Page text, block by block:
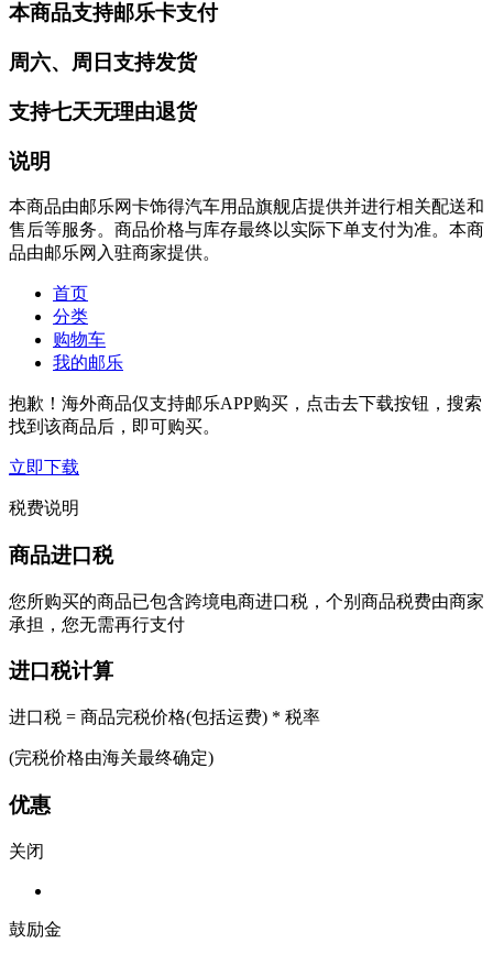
本商品支持邮乐卡支付
周六、周日支持发货
支持七天无理由退货
说明
本商品由邮乐网卡饰得汽车用品旗舰店提供并进行相关配送和
售后等服务。商品价格与库存最终以实际下单支付为准。本商
品由邮乐网入驻商家提供。
首页
分类
购物车
我的邮乐
抱歉！海外商品仅支持邮乐APP购买，点击去下载按钮，搜索
找到该商品后，即可购买。
立即下载
税费说明
商品进口税
您所购买的商品已包含跨境电商进口税，个别商品税费由商家
承担，您无需再行支付
进口税计算
进口税 = 商品完税价格(包括运费) * 税率
(完税价格由海关最终确定)
优惠
关闭
鼓励金